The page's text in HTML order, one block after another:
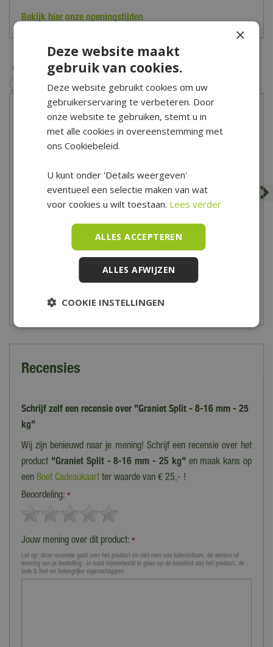
Bekijk hier onze openingstijden
BigBag 1000 kg yellow sun
split 8-16 mm
219,00
BigBag 1000 kg graniet
split rood 8-16 mm
219,
Recensies
Schrijf zelf een recensie over "Graniet Split - 8-16 mm - 25
kg"
Wij zijn benieuwd naar je mening! Schrijf een recensie over het
product "Graniet Split - 8-16 mm - 25 kg"en maak kans op
een Boet Cadeaukaart ter waarde van € 25,- !
Beoordeling: *
Jouw mening over dit product: *
Let op: deze recensie gaat over het product en niet over ons tuincentrum, de service of
levering van je bestelling. Je kunt bijvoorbeeld in gaan op de kwaliteit van het product, de
look & feel en belangrijke eigenschappen.
×
Deze website maakt
gebruik van cookies.
Deze website gebruikt cookies om uw
gebruikerservaring te verbeteren. Door
onze website te gebruiken, stemt u in
met alle cookies in overeenstemming met
ons Cookiebeleid.
U kunt onder 'Details weergeven'
eventueel een selectie maken van wat
voor cookies u wilt toestaan. Lees verder
ALLES ACCEPTEREN
ALLES AFWIJZEN
COOKIE INSTELLINGEN